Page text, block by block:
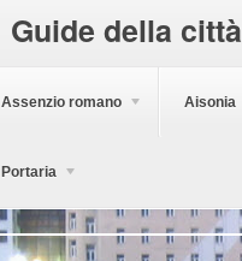
Guide della città
Assenzio romano Aisonia
Portaria